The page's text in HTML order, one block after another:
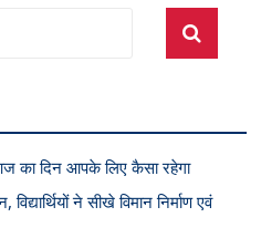
का दिन आपके लिए कैसा रहेगा
ने सीखे विमान निर्माण एवं